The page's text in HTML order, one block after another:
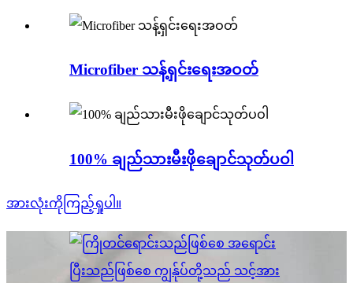
Microfiber သန့်ရှင်းရေးအဝတ်
100% ချည်သားမီးဖိုချောင်သုတ်ပဝါ
အားလုံးကိုကြည့်ရှုပါ။